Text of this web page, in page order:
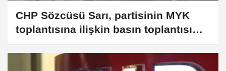
CHP Sözcüsü Sarı, partisinin MYK
toplantısına ilişkin basın toplantısı
düzenledi: